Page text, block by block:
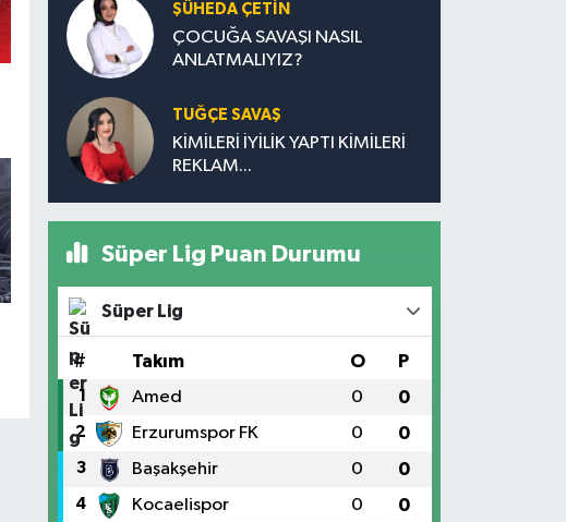
ŞÜHEDA ÇETİN
ÇOCUĞA SAVAŞI NASIL
ANLATMALIYIZ?
TUĞÇE SAVAŞ
KİMİLERİ İYİLİK YAPTI KİMİLERİ
REKLAM...
Süper Lig Puan Durumu
Süper Lig
# Takım O P
1 Amed 0 0
2 Erzurumspor FK 0 0
3 Başakşehir 0 0
4 Kocaelispor 0 0